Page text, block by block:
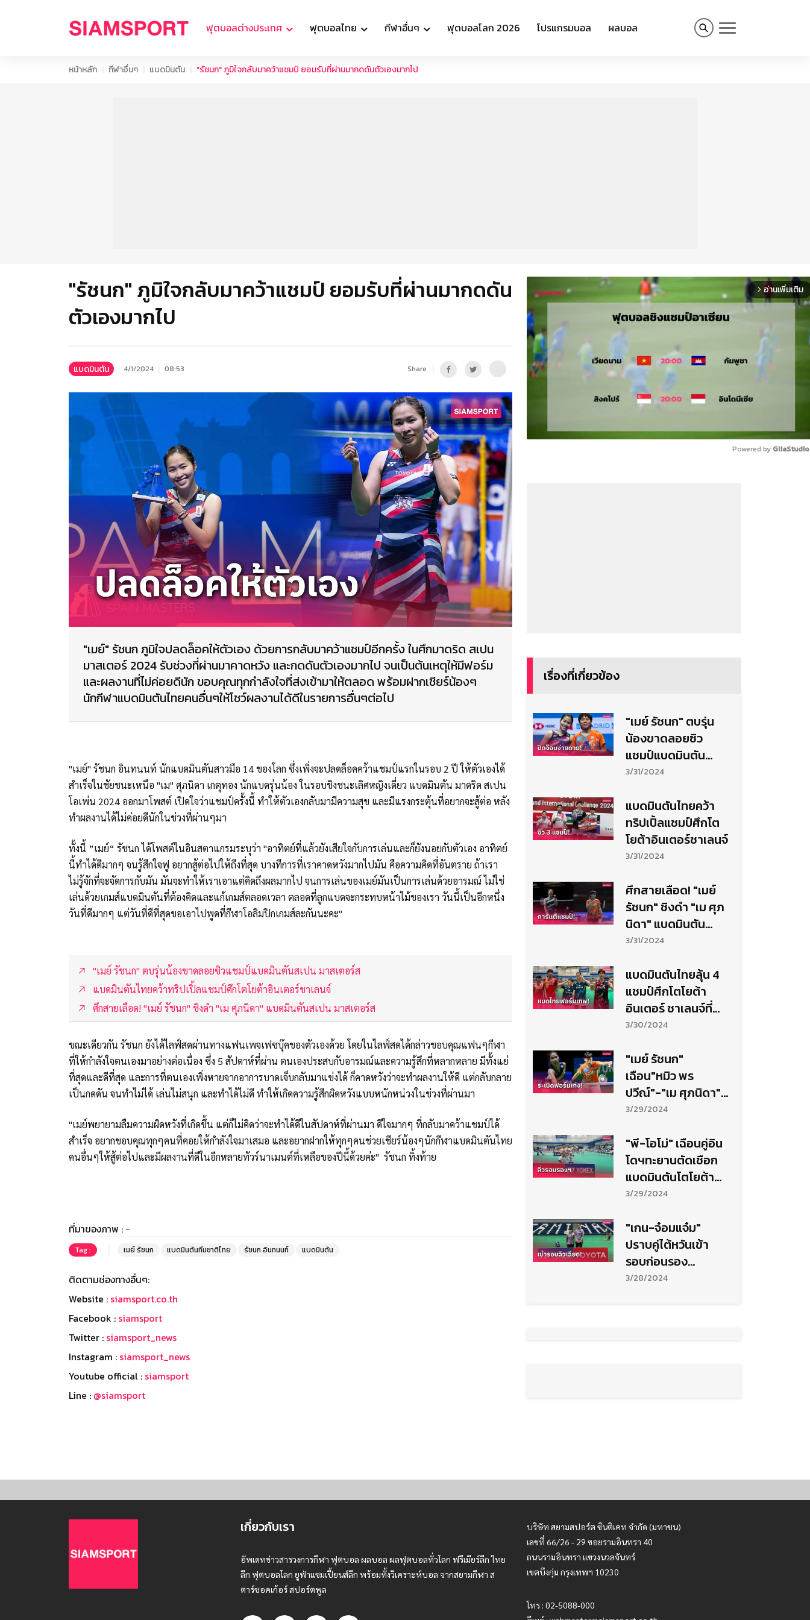
ฟุตบอลต่างประเทศ ฟุตบอลไทย กีฬาอื่นๆ ฟุตบอลโลก 2026 โปรแกรมบอล ผลบอล
หน้าหลัก กีฬาอื่นๆ แบดมินตัน "รัชนก" ภูมิใจกลับมาคว้าแชมป์ ยอมรับที่ผ่านมากดดันตัวเองมากไป
"รัชนก" ภูมิใจกลับมาคว้าแชมป์ ยอมรับที่ผ่านมากดดัน
ตัวเองมากไป
แบดมินตัน 4/1/2024 08:53 Share
"เมย์" รัชนก ภูมิใจปลดล็อคให้ตัวเอง ด้วยการกลับมาคว้าแชมป์อีกครั้ง ในศึกมาดริด สเปน
มาสเตอร์ 2024 รับช่วงที่ผ่านมาคาดหวัง และกดดันตัวเองมากไป จนเป็นต้นเหตุให้มีฟอร์ม
และผลงานที่ไม่ค่อยดีนัก ขอบคุณทุกกำลังใจที่ส่งเข้ามาให้ตลอด พร้อมฝากเชียร์น้องๆ
นักกีฬาแบดมินตันไทยคนอื่นๆให้โชว์ผลงานได้ดีในรายการอื่นๆต่อไป
"เมย์" รัชนก อินทนนท์ นักแบดมินตันสาวมือ 14 ของโลก ซึ่งเพิ่งจะปลดล็อคคว้าแชมป์แรกในรอบ 2 ปี ให้ตัวเองได้
สำเร็จในชัยชนะเหนือ "เม" ศุภนิดา เกตุทอง นักแบดรุ่นน้อง ในรอบชิงชนะเลิศหญิงเดี่ยว แบดมินตัน มาดริด สเปน
โอเพ่น 2024 ออกมาโพสต์ เปิดใจว่าแชมป์ครั้งนี้ ทำให้ตัวเองกลับมามีความสุข และมีแรงกระตุ้นที่อยากจะสู้ต่อ หลัง
ทำผลงานได้ไม่ค่อยดีนักในช่วงที่ผ่านๆมา
ทั้งนี้ ”เมย์“ รัชนก ได้โพสต์ในอินสตาแกรมระบุว่า "อาทิตย์ที่แล้วยังเสียใจกับการเล่นและก็ยังนอยกับตัวเอง อาทิตย์
นี้ทำได้ดีมากๆ จนรู้สึกใจฟู อยากสู้ต่อไปให้ถึงที่สุด บางทีการที่เราคาดหวังมากไปมัน คือความคิดทึ่อันตราย ถ้าเรา
ไม่รู้จักที่จะจัดการกับมัน มันจะทำให้เราเอาแต่คิดถึงผลมากไป จนการเล่นของเมย์มันเป็นการเล่นด้วยอารมณ์ ไม่ใช่
เล่นด้วยเกมส์แบดมินตันที่ต้องคิดและแก้เกมส์ตลอดเวลา ตลอดที่ลูกแบดจะกระทบหน้าไม้ของเรา วันนี้เป็นอีกหนึ่ง
วันที่ดีมากๆ แต่วันที่ดีที่สุดขอเอาไปพูดที่กีฬาโอลิมปิกเกมส์ละกันนะคะ"
"เมย์ รัชนก" ตบรุ่นน้องขาดลอยซิวแชมป์แบดมินตันสเปน มาสเตอร์ส
แบดมินตันไทยคว้าทริปเปิ้ลแชมป์ศึกโตโยต้าอินเตอร์ชาเลนจ์
ศึกสายเลือด! "เมย์ รัชนก" ชิงดำ "เม ศุภนิดา" แบดมินตันสเปน มาสเตอร์ส
ขณะเดียวกัน รัชนก ยังได้ไลฟ์สดผ่านทางแฟนเพจเฟซบุ๊คของตัวเองด้วย โดยในไลฟ์สดได้กล่าวขอบคุณแฟนๆกีฬา
ที่ให้กำลังใจตนเองมาอย่างต่อเนื่อง ซึ่ง 5 สัปดาห์ที่ผ่าน ตนเองประสบกับอารมณ์และความรู้สึกที่หลากหลาย มีทั้งแย่
ที่สุดและดีที่สุด และการที่ตนเองเพิ่งหายจากอาการบาดเจ็บกลับมาแข่งได้ ก็คาดหวังว่าจะทำผลงานให้ดี แต่กลับกลาย
เป็นกดดัน จนทำไม่ได้ เล่นไม่สนุก และทำได้ไม่ดี ทำให้เกิดความรู้สึกผิดหวังแบบหนักหน่วงในช่วงที่ผ่านมา
"เมย์พยายามลืมความผิดหวังที่เกิดขึ้น แต่ก็ไม่คิดว่าจะทำได้ดีในสัปดาห์ที่ผ่านมา ดีใจมากๆ ที่กลับมาคว้าแชมป์ได้
สำเร็จ อยากขอบคุณทุกๆคนที่คอยให้กำลังใจมาเสมอ และอยากฝากให้ทุกๆคนช่วยเชียร์น้องๆนักกีฬาแบดมินตันไทย
คนอื่นๆให้สู้ต่อไปและมีผลงานที่ดีในอีกหลายทัวร์นาเมนต์ที่เหลือของปีนี้ด้วยค่ะ" รัชนก ทิ้งท้าย
ที่มาของภาพ : -
Tag : เมย์ รัชนก แบดมินตันทีมชาติไทย รัชนก อินทนนท์ แบดมินตัน
ติดตามช่องทางอื่นๆ:
Website : siamsport.co.th
Facebook : siamsport
Twitter : siamsport_news
Instagram : siamsport_news
Youtube official : siamsport
Line : @siamsport
arrow_forward_ios อ่านเพิ่มเติม
Powered by
เรื่องที่เกี่ยวข้อง
"เมย์ รัชนก" ตบรุ่น
น้องขาดลอยซิว
แชมป์แบดมินตัน
สเปน มาสเตอร์ส
3/31/2024
แบดมินตันไทยคว้า
ทริปเปิ้ลแชมป์ศึกโต
โยต้าอินเตอร์ชาเลนจ์
3/31/2024
ศึกสายเลือด! "เมย์
รัชนก" ชิงดำ "เม ศุภ
นิดา" แบดมินตัน
สเปน มาสเตอร์ส
3/31/2024
แบดมินตันไทยลุ้น 4
แชมป์ศึกโตโยต้า
อินเตอร์ ชาเลนจ์ที่
โคราช
3/30/2024
"เมย์ รัชนก"
เฉือน"หมิว พร
ปวีณ์"-"เม ศุภนิดา"
โค่นแชมป์โลกลิ่วตัด
3/29/2024
"พี-โอโม่" เฉือนคู่อิน
โดฯทะยานตัดเชือก
แบดมินตันโตโยต้า
อินเตอร์ ชาเลนจ์
3/29/2024
"เกน-จ๋อมแจ๋ม"
ปราบคู่ไต้หวันเข้า
รอบก่อนรอง
แบดมินตัน ไทยแลนด์
3/28/2024
เกี่ยวกับเรา
อัพเดทข่าวสารวงการกีฬา ฟุตบอล ผลบอล ผลฟุตบอลทั่วโลก ฟรีเมียร์ลีก ไทย
ลีก ฟุตบอลโลก ยูฟ่าแซมเปี้ยนส์ลีก พร้อมทั้งวิเคราะห์บอล จากสยามกีฬา ส
ตาร์ชอคเก้อร์ สปอร์ตพูล
บริษัท สยามสปอร์ต ซินติเคท จำกัด (มหาชน)
เลขที่ 66/26 - 29 ซอยรามอินทรา 40
ถนนรามอินทรา แขวงนวลจันทร์
เขตบึงกุ่ม กรุงเทพฯ 10230
โทร : 02-5088-000